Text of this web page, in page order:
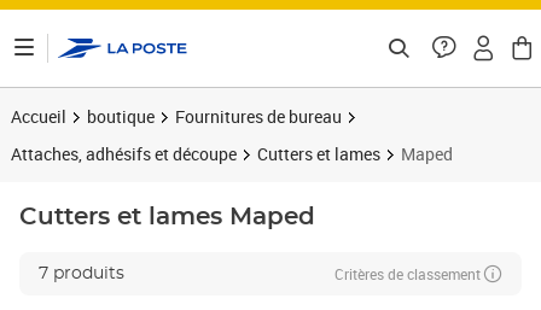
Accueil boutique
Fournitures de bureau
Attaches, adhésifs et découpe
Cutters et lames Maped
Cutters et lames Maped
7 produits Critères de classement